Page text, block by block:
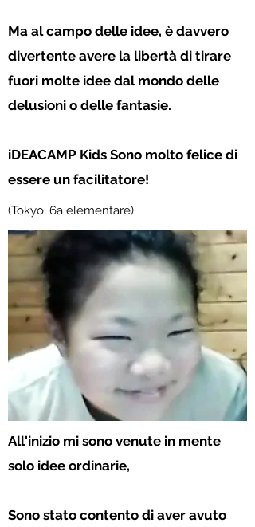
Ma al campo delle idee, è davvero
divertente avere la libertà di tirare
fuori molte idee dal mondo delle
delusioni o delle fantasie.
iDEACAMP Kids Sono molto felice di
essere un facilitatore!
(Tokyo: 6a elementare)
All'inizio mi sono venute in mente
solo idee ordinarie,
Sono stato contento di aver avuto